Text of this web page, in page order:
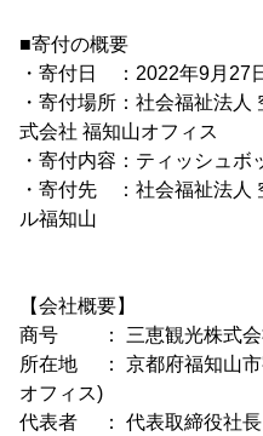
■寄付の概要
・寄付日 ：2022年9月27
・寄付場所：社会福祉法
式会社 福知山オフィス
・寄付内容：ティッシュボ
・寄付先 ：社会福祉法人
ル福知山
【会社概要】
商号 ： 三恵観光株式会
所在地 ： 京都府福知山市
オフィス)
代表者 ： 代表取締役社